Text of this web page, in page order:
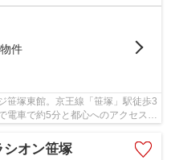
件
笹塚東館。京王線「笹塚」駅徒歩3
車で約5分と都心へのアクセス良
シオン笹塚